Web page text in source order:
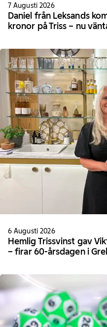
7 Augusti 2026
Daniel från Leksands
kronor på Triss – nu
6 Augusti 2026
Hemlig Trissvinst gav
– firar 60-årsdagen i